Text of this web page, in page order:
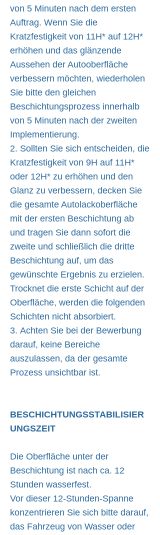
von 5 Minuten nach dem ersten
Auftrag. Wenn Sie die
Kratzfestigkeit von 11H* auf 12H*
erhöhen und das glänzende
Aussehen der Autooberfläche
verbessern möchten, wiederholen
Sie bitte den gleichen
Beschichtungsprozess innerhalb
von 5 Minuten nach der zweiten
Implementierung.
2. Sollten Sie sich entscheiden, die
Kratzfestigkeit von 9H auf 11H*
oder 12H* zu erhöhen und den
Glanz zu verbessern, decken Sie
die gesamte Autolackoberfläche
mit der ersten Beschichtung ab
und tragen Sie dann sofort die
zweite und schließlich die dritte
Beschichtung auf, um das
gewünschte Ergebnis zu erzielen.
Trocknet die erste Schicht auf der
Oberfläche, werden die folgenden
Schichten nicht absorbiert.
3. Achten Sie bei der Bewerbung
darauf, keine Bereiche
auszulassen, da der gesamte
Prozess unsichtbar ist.
BESCHICHTUNGSSTABILISIER
UNGSZEIT
Die Oberfläche unter der
Beschichtung ist nach ca. 12
Stunden wasserfest.
Vor dieser 12-Stunden-Spanne
konzentrieren Sie sich bitte darauf,
das Fahrzeug von Wasser oder